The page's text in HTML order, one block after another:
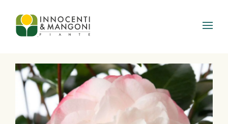
Skip to main content